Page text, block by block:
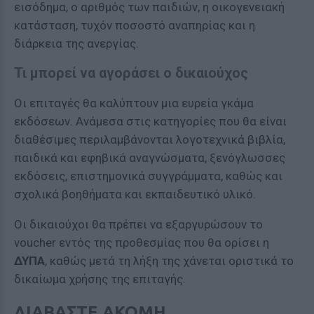
εισόδημα, ο αριθμός των παιδιών, η οικογενειακή
κατάσταση, τυχόν ποσοστό αναπηρίας και η
διάρκεια της ανεργίας.
Τι μπορεί να αγοράσει ο δικαιούχος
Οι επιταγές θα καλύπτουν μια ευρεία γκάμα
εκδόσεων. Ανάμεσα στις κατηγορίες που θα είναι
διαθέσιμες περιλαμβάνονται λογοτεχνικά βιβλία,
παιδικά και εφηβικά αναγνώσματα, ξενόγλωσσες
εκδόσεις, επιστημονικά συγγράμματα, καθώς και
σχολικά βοηθήματα και εκπαιδευτικό υλικό.
Οι δικαιούχοι θα πρέπει να εξαργυρώσουν το
voucher εντός της προθεσμίας που θα ορίσει η
ΔΥΠΑ, καθώς μετά τη λήξη της χάνεται οριστικά το
δικαίωμα χρήσης της επιταγής.